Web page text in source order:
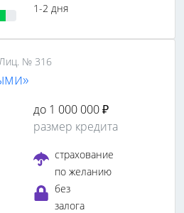
1-2 дня
№ 316
до 1 000 000 ₽
размер кредита
страхование
по желанию
без
залога